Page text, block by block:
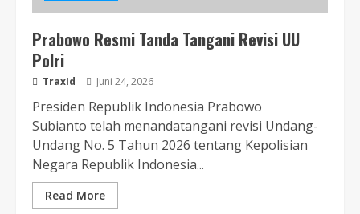
Prabowo Resmi Tanda Tangani Revisi UU
Polri
TraxId Juni 24, 2026
Presiden Republik Indonesia Prabowo
Subianto telah menandatangani revisi Undang-
Undang No. 5 Tahun 2026 tentang Kepolisian
Negara Republik Indonesia...
Read More